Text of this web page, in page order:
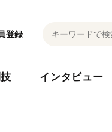
登録
インタビュー